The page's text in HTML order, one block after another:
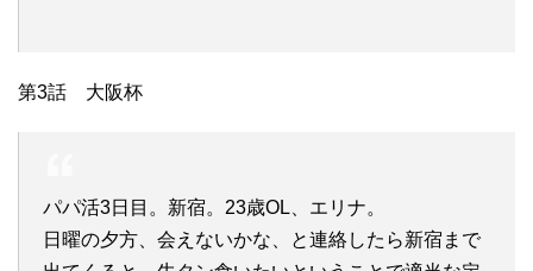
第3話 大阪杯
パパ活3日目。新宿。23歳OL、エリナ。
日曜の夕方、会えないかな、と連絡したら新宿まで